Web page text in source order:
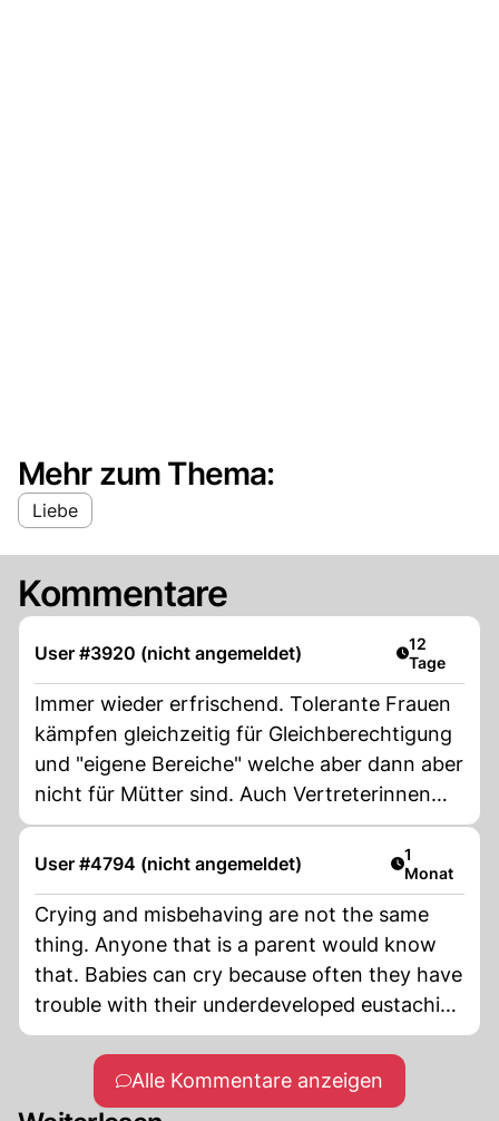
Mehr zum Thema:
Liebe
Kommentare
User #3920 (nicht angemeldet) Artikel
12
Tage
Immer wieder erfrischend. Tolerante Frauen
kämpfen gleichzeitig für Gleichberechtigung
und "eigene Bereiche" welche aber dann aber
nicht für Mütter sind. Auch Vertreterinnen
der LGBTQ+ Community sind unerwünscht
weil "echte Frauen" eben was ganz
normaler Mensch kaum ausdenken.
User #4794 (nicht angemeldet) Artikel
1
Monat
Crying and misbehaving are not the same
thing. Anyone that is a parent would know
that. Babies can cry because often they have
trouble with their underdeveloped eustachian
tube during pressure changes that can be
painful. There is no disciplining a baby in
Alle Kommentare anzeigen